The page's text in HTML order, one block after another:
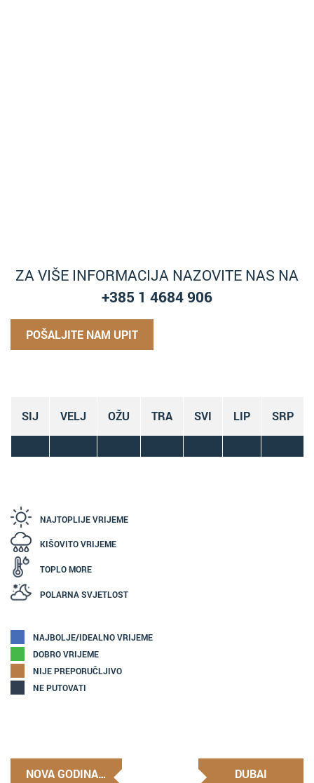
ZA VIŠE INFORMACIJA NAZOVITE NAS NA
+385 1 4684 906
POŠALJITE NAM UPIT
SIJ VELJ OŽU TRA SVI LIP SRP
NAJTOPLIJE VRIJEME
KIŠOVITO VRIJEME
TOPLO MORE
POLARNA SVJETLOST
NAJBOLJE/IDEALNO VRIJEME
DOBRO VRIJEME
NIJE PREPORUČLJIVO
NE PUTOVATI
NOVA GODINA… DUBAI